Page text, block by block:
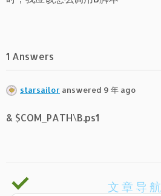
1 Answers
starsailor answered 9 年 ago
& $COM_PATH\B.ps1
文章导航